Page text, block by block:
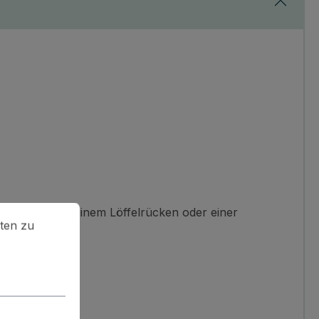
Tinte mit einem Löffelrücken oder einer
zu können.
Mehr Informationen ...
zu